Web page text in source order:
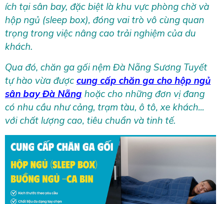
ích tại sân bay, đặc biệt là khu vực phòng chờ và
hộp ngủ (sleep box), đóng vai trò vô cùng quan
trọng trong việc nâng cao trải nghiệm của du
khách.
Qua đó, chăn ga gối nệm Đà Nẵng Sương Tuyết
tự hào vừa được cung cấp chăn ga cho hộp ngủ
sân bay Đà Nẵng hoặc cho những đơn vị đang
có nhu cầu như cảng, trạm tàu, ô tô, xe khách...
với chất lượng cao, tiêu chuẩn và tinh tế.